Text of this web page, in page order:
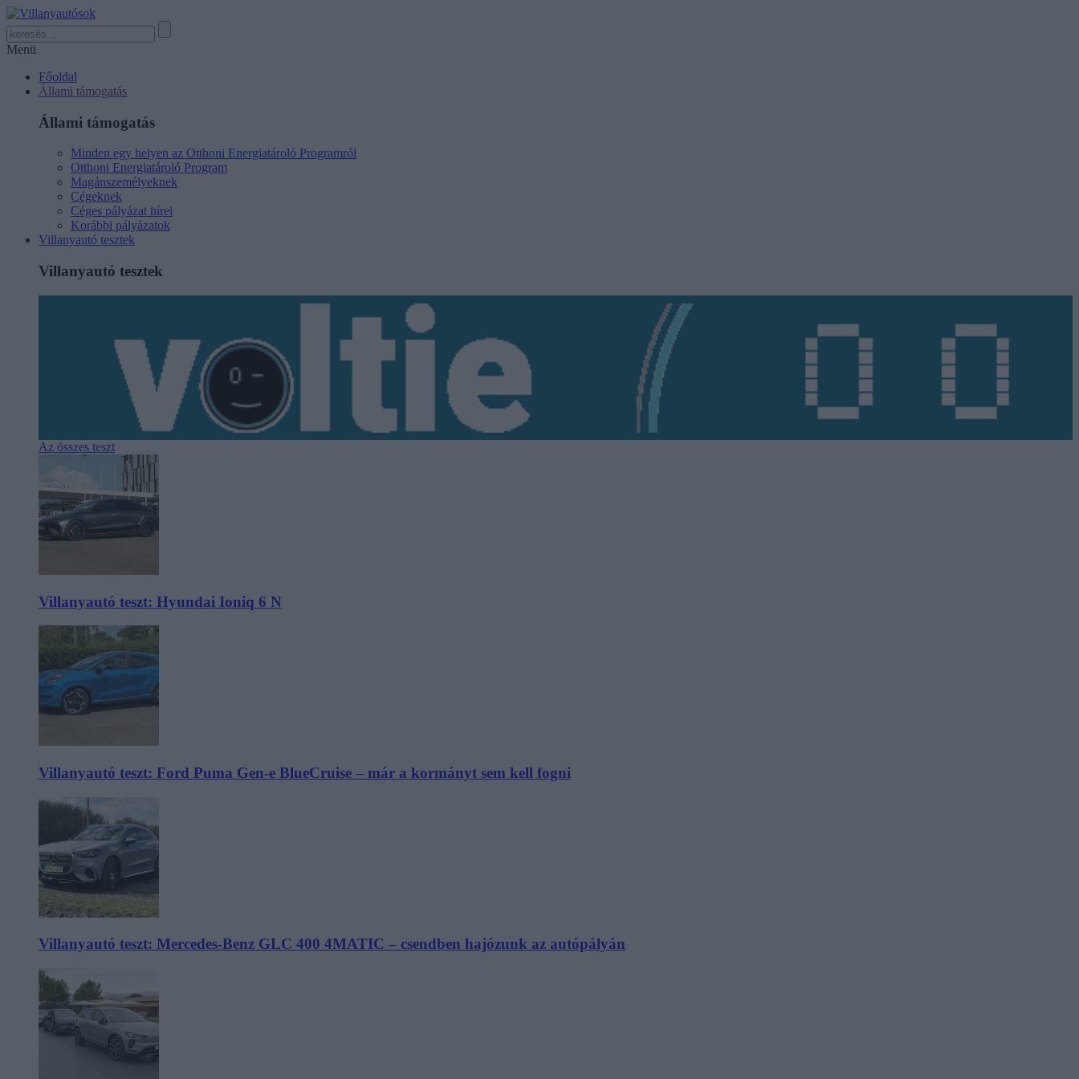
Menü
Főoldal
Állami támogatás
Állami támogatás
Minden egy helyen az Otthoni Energiatároló Programról
Otthoni Energiatároló Program
Magánszemélyeknek
Cégeknek
Céges pályázat hírei
Korábbi pályázatok
Villanyautó tesztek
Villanyautó tesztek
Az összes teszt
Villanyautó teszt: Hyundai Ioniq 6 N
Villanyautó teszt: Ford Puma Gen-e BlueCruise – már a kormányt sem kell fogni
Villanyautó teszt: Mercedes-Benz GLC 400 4MATIC – csendben hajózunk az autópályán